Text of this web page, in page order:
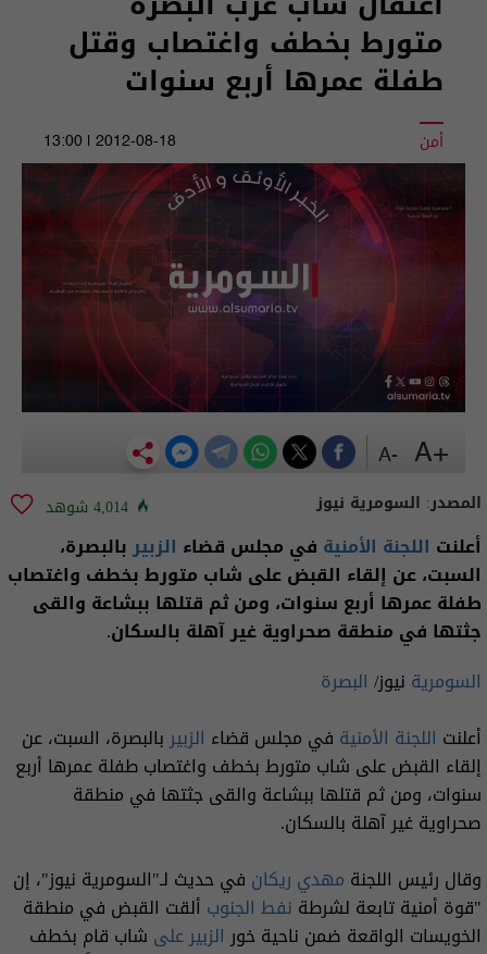
متورط بخطف واغتصاب وقتل
طفلة عمرها أربع سنوات
أمن 2012-08-18 | 13:00
المصدر: السومرية نيوز 4,014 شوهد
أعلنت اللجنة الأمنية في مجلس قضاء الزبيربالبصرة،
السبت، عن إلقاء القبض على شاب متورط بخطف واغتصاب
طفلة عمرها أربع سنوات، ومن ثم قتلها ببشاعة والقى
جثتها في منطقة صحراوية غير آهلة بالسكان.
السومرية نيوز/ البصرة
أعلنت اللجنة الأمنية في مجلس قضاء الزبيربالبصرة، السبت، عن
إلقاء القبض على شاب متورط بخطف واغتصاب طفلة عمرها أربع
سنوات، ومن ثم قتلها ببشاعة والقى جثتها في منطقة
صحراوية غير آهلة بالسكان.
وقال رئيس اللجنة مهدي ريكان في حديث لـ"السومرية نيوز"، إن
"قوة أمنية تابعة لشرطة نفط الجنوب ألقت القبض في منطقة
الخويسات الواقعة ضمن ناحية خورالزبير على شاب قام بخطف
+A
-A